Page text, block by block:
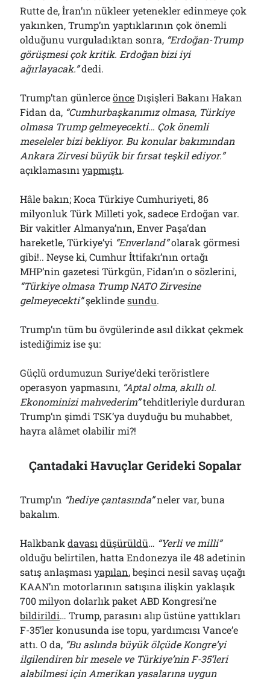
Rutte de, İran’ın nükleer yetenekler edinmeye çok
yakınken, Trump’ın yaptıklarının çok önemli
olduğunu vurguladıktan sonra, “Erdoğan-Trump
görüşmesi çok kritik. Erdoğan bizi iyi
ağırlayacak.”dedi.
Trump’tan günlerceönceDışişleri Bakanı Hakan
Fidan da, “Cumhurbaşkanımız olmasa, Türkiye
olmasa Trump gelmeyecekti… Çok önemli
meseleler bizi bekliyor. Bu konular bakımından
Ankara Zirvesi büyük bir fırsat teşkil ediyor.”
açıklamasınıyapmıştı.
Hâle bakın; Koca Türkiye Cumhuriyeti, 86
milyonluk Türk Milleti yok, sadece Erdoğan var.
Bir vakitler Almanya’nın, Enver Paşa’dan
hareketle, Türkiye’yi “Enverland”olarak görmesi
gibi!.. Neyse ki, Cumhur İttifakı’nın ortağı
MHP’nin gazetesi Türkgün, Fidan’ın o sözlerini,
“Türkiye olmasa Trump NATO Zirvesine
gelmeyecekti”şeklindesundu.
Trump’ın tüm bu övgülerinde asıl dikkat çekmek
istediğimiz ise şu:
Güçlü ordumuzun Suriye’deki teröristlere
operasyon yapmasını, “Aptal olma, akıllı ol.
Ekonominizi mahvederim”tehditleriyle durduran
Trump’ın şimdi TSK’ya duyduğu bu muhabbet,
hayra alâmet olabilir mi?!
Çantadaki Havuçlar Gerideki Sopalar
Trump’ın “hediye çantasında”neler var, buna
bakalım.
Halkbankdavası düşürüldü… “Yerli ve milli”
olduğu belirtilen, hatta Endonezya ile 48 adetinin
satış anlaşmasıyapılan, beşinci nesil savaş uçağı
KAAN’ın motorlarının satışına ilişkin yaklaşık
700 milyon dolarlık paket ABD Kongresi’ne
bildirildi… Trump, parasını alıp üstüne yattıkları
F-35’ler konusunda ise topu, yardımcısı Vance’e
attı. O da, “Bu aslında büyük ölçüde Kongre’yi
ilgilendiren bir mesele ve Türkiye’nin F-35’leri
alabilmesi için Amerikan yasalarına uygun